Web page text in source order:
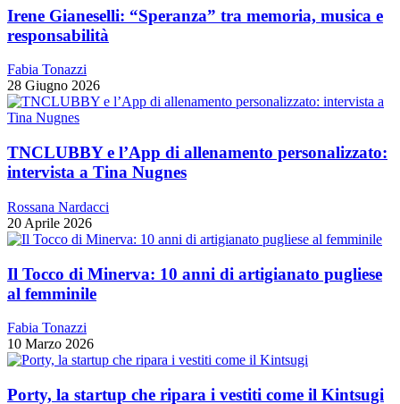
Irene Gianeselli: “Speranza” tra memoria, musica e
responsabilità
Fabia Tonazzi
28 Giugno 2026
TNCLUBBY e l’App di allenamento personalizzato:
intervista a Tina Nugnes
Rossana Nardacci
20 Aprile 2026
Il Tocco di Minerva: 10 anni di artigianato pugliese
al femminile
Fabia Tonazzi
10 Marzo 2026
Porty, la startup che ripara i vestiti come il Kintsugi